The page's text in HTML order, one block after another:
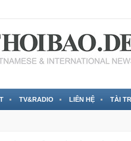
TV&RADIO LIÊN HỆ TÀI